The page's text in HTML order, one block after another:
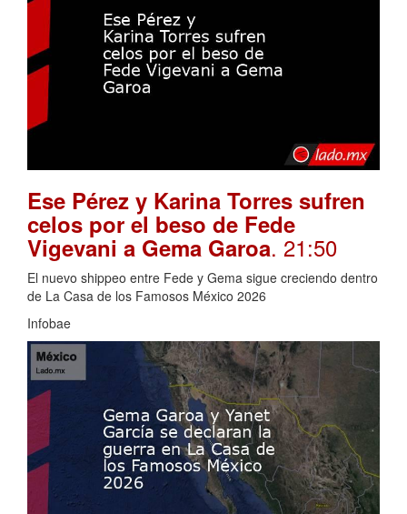
Ese Pérez y Karina Torres sufren
celos por el beso de Fede
Vigevani a Gema Garoa. 21:50
El nuevo shippeo entre Fede y Gema sigue creciendo dentro
de La Casa de los Famosos México 2026
Infobae